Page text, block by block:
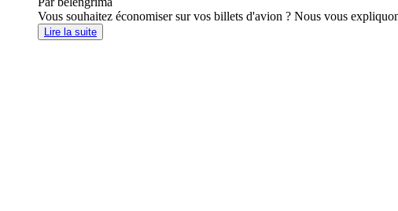
Vous souhaitez économiser sur vos billets d'avion ? Nous vous
Lire la suite